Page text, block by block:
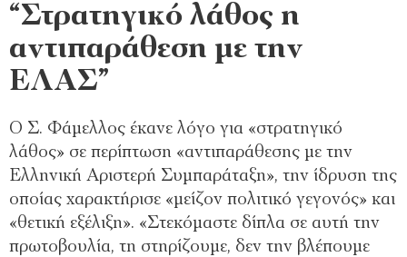
“Στρατηγικό λάθος η
αντιπαράθεση με την
ΕΛΑΣ”
Ο Σ. Φάμελλος έκανε λόγο για «στρατηγικό
λάθος» σε περίπτωση «αντιπαράθεσης με την
Ελληνική Αριστερή Συμπαράταξη», την ίδρυση της
οποίας χαρακτήρισε «μείζον πολιτικό γεγονός» και
«θετική εξέλιξη». «Στεκόμαστε δίπλα σε αυτή την
πρωτοβουλία, τη στηρίζουμε, δεν την βλέπουμε